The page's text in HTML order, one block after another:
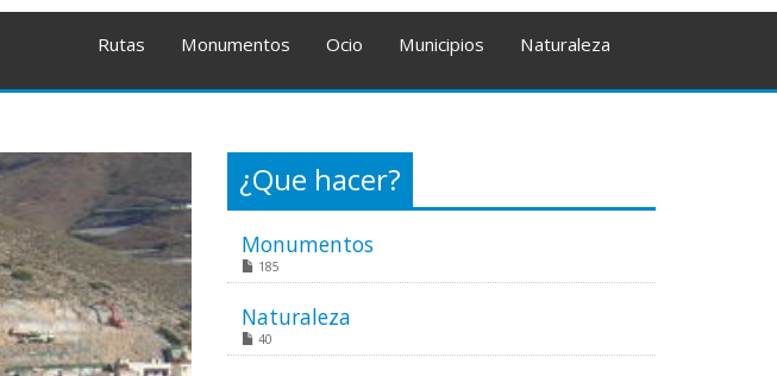
Rutas Monumentos Ocio Municipios Naturaleza
¿Que hacer?
Monumentos
185
Naturaleza
40